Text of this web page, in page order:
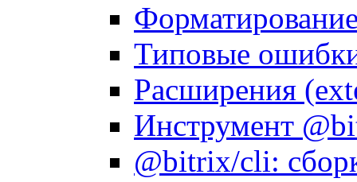
Типовые
Расширения
Инструмент
@bitrix/cli: